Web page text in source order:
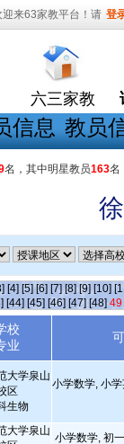
迎来63家教平台！请 登
六三家教
信息 教员
名，其中明星教员163名
[4] [5] [6] [7] [8] [9] [10]
[44] [45] [46] [47] [48] 49
校
业
大学泉山
区
生物
小学数学, 小
大学泉山
小学数学, 初